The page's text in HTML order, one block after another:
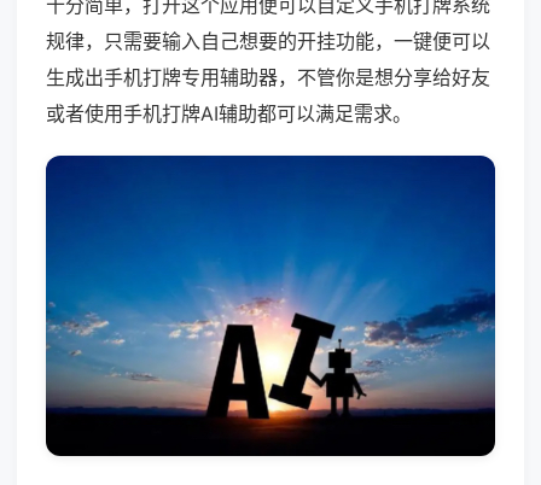
十分简单，打开这个应用便可以自定义手机打牌系统
规律，只需要输入自己想要的开挂功能，一键便可以
生成出手机打牌专用辅助器，不管你是想分享给好友
或者使用手机打牌AI辅助都可以满足需求。